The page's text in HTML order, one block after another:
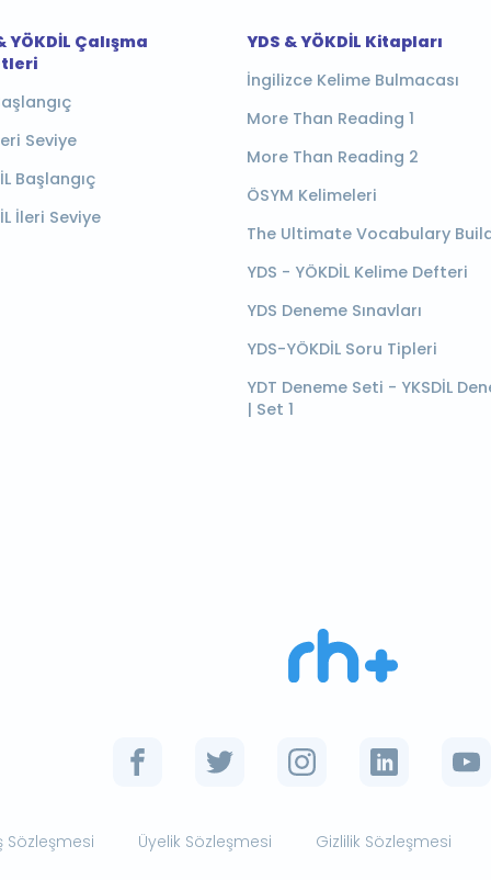
YÖKDİL Çalışma
Seviye
Başlangıç
İleri Seviye
YDS & YÖKDİL Kitapları
İngilizce Kelime Bulmacası
More Than Reading 1
More Than Reading 2
ÖSYM Kelimeleri
The Ultimate Vocabulary
YDS - YÖKDİL Kelime Defteri
YDS Deneme Sınavları
YDS-YÖKDİL Soru Tipleri
YDT Deneme Seti - YKSDİL
| Set 1
Sözleşmesi Üyelik Sözleşmesi Gizlilik Sözleşmesi